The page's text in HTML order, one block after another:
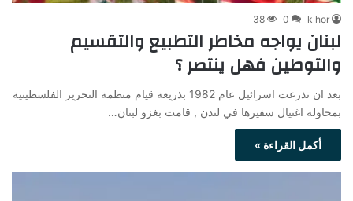
k hor
0
38
لبنان يواجه مخاطر التطبيع والتقسيم
والتوطين فهل ينتصر ؟
بعد ان تذرعت اسرائيل عام 1982 بذريعة قيام منظمة التحرير الفلسطينية
بمحاولة اغتيال سفيرها في لندن , قامت بغزو لبنان…
أكمل القراءة »